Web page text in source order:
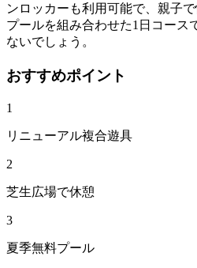
ンロッカーも利用可能で、親子
プールを組み合わせた1日コース
ないでしょう。
おすすめポイント
1
リニューアル複合遊具
2
芝生広場で休憩
3
夏季無料プール